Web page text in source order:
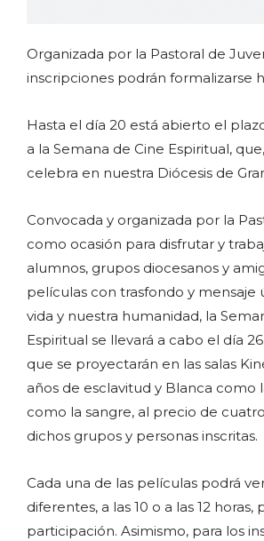
Organizada por la Pastoral de
inscripciones podrán formalizarse
Hasta el día 20 está abierto el
a la Semana de Cine Espiritual,
celebra en nuestra Diócesis de
Convocada y organizada por la
como ocasión para disfrutar y
alumnos, grupos diocesanos y
películas con trasfondo y mensaje
vida y nuestra humanidad, la
Espiritual se llevará a cabo el día
que se proyectarán en las salas
años de esclavitud y Blanca como
como la sangre, al precio de
dichos grupos y personas inscritas.
Cada una de las películas podrá
diferentes, a las 10 o a las 12 horas,
participación. Asimismo, para los